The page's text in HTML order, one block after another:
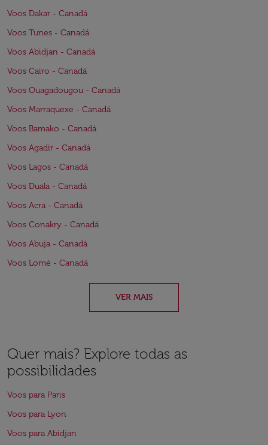
Voos Dakar - Canadá
Voos Tunes - Canadá
Voos Abidjan - Canadá
Voos Cairo - Canadá
Voos Ouagadougou - Canadá
Voos Marraquexe - Canadá
Voos Bamako - Canadá
Voos Agadir - Canadá
Voos Lagos - Canadá
Voos Duala - Canadá
Voos Acra - Canadá
Voos Conakry - Canadá
Voos Abuja - Canadá
Voos Lomé - Canadá
VER MAIS
Quer mais? Explore todas as
possibilidades
Voos para Paris
Voos para Lyon
Voos para Abidjan